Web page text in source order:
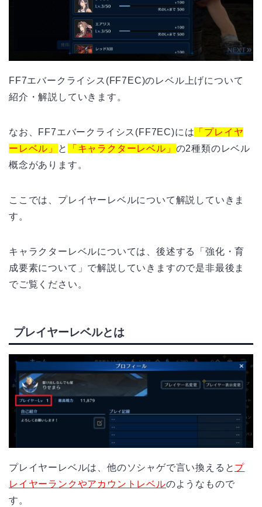
FF7エバークライシス(FF7EC)のレベル上げについて
紹介・解説していきます。
なお、FF7エバークライシス(FF7EC)には 「プレイヤ
ーレベル」
と 「キャラクターレベル」 の2種類のレベル
概念があります。
ここでは、プレイヤーレベルについて解説していきま
す。
キャラクターレベルについては、後述する「強化・育
成要素について」で解説していきますので是非最後ま
でご覧ください。
プレイヤーレベルとは
プレイヤーレベルは、他のソシャゲで言い換えると プ
レイヤーランクやアカウントレベルのようなもので
す。